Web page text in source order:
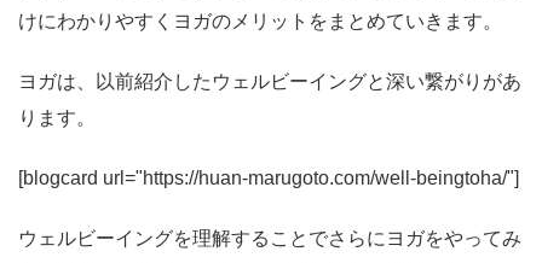
けにわかりやすくヨガのメリットをまとめていきます。
ヨガは、以前紹介したウェルビーイングと深い繋がりがあ
ります。
[blogcard url="https://huan-marugoto.com/well-beingtoha/"]
ウェルビーイングを理解することでさらにヨガをやってみ